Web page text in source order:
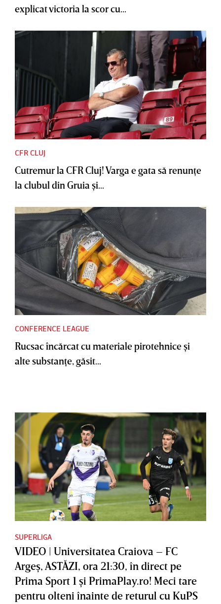
explicat victoria la scor cu...
CFR CLUJ
Cutremur la CFR Cluj! Varga e gata să renunţe
la clubul din Gruia şi...
CONFERENCE LEAGUE
Rucsac încărcat cu materiale pirotehnice şi
alte substanţe, găsit...
SUPERLIGA
VIDEO | Universitatea Craiova – FC
Argeş, ASTĂZI, ora 21:30, în direct pe
Prima Sport 1 şi PrimaPlay.ro! Meci tare
pentru olteni înainte de returul cu KuPS